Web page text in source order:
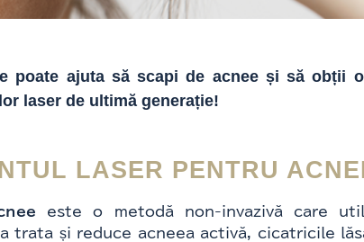
poate ajuta să scapi de acnee și să obții
laser de ultimă generație!
LASER PENTRU
este o metodă non-invazivă care
trata și reduce acneea activă, cicatricile